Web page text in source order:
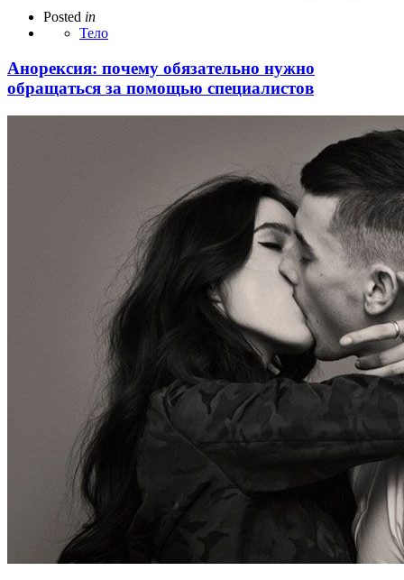
Posted in
Тело
Анорексия: почему обязательно нужно
обращаться за помощью специалистов